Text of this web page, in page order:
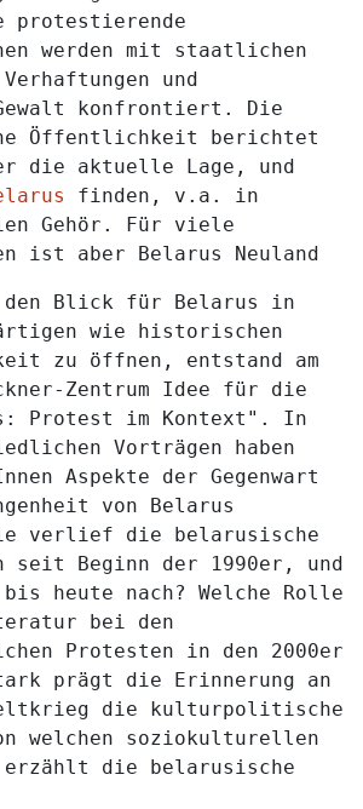
protestierende
werden mit staatlichen
und
konfrontiert. Die
Öffentlichkeit berichtet
die aktuelle Lage, und
finden, v.a. in
Gehör. Für viele
ist aber Belarus Neuland
Blick für Belarus in
wie historischen
zu öffnen, entstand am
Zentrum Idee für die
Protest im Kontext". In
Vorträgen haben
Aspekte der Gegenwart
von Belarus
verlief die belarusische
seit Beginn der 1990er, und
heute nach? Welche Rolle
bei den
Protesten in den 2000er
prägt die Erinnerung an
die kulturpolitische
welchen soziokulturellen
erzählt die belarusische